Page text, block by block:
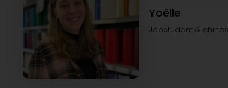
Yoëlle
Jobstudent &